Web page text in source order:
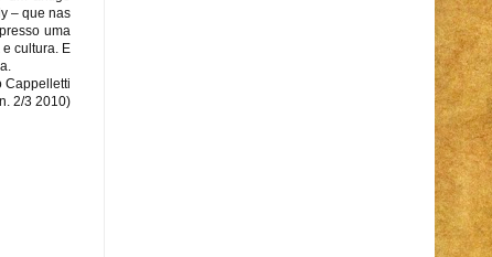
– que nas
uma
cultura. E
Cappelletti
, n. 2/3 2010)